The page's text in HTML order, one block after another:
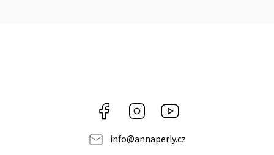
Facebook Instagram
info@annaperly.cz